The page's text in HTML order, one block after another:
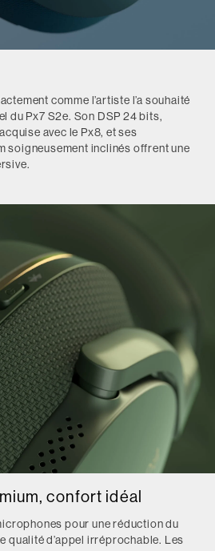
comme l’artiste l’a souhaité
du Px7 S2e. Son DSP 24 bits,
avec le Px8, et ses
soigneusement inclinés offrent une
confort idéal
pour une réduction du
qualité d’appel irréprochable. Les